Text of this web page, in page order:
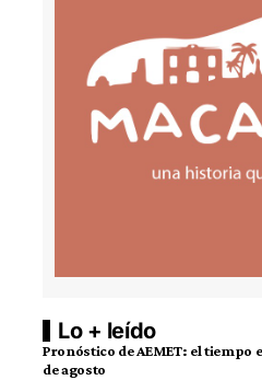
Lo + leído
Pronóstico de AEMET: el tiempo
de agosto